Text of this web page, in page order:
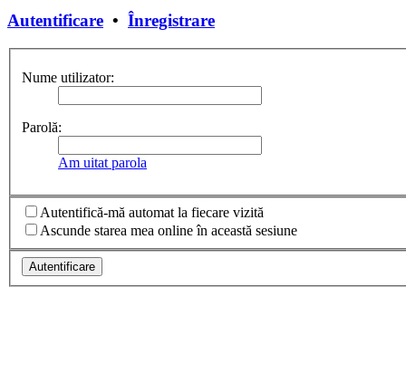
Autentificare • Înregistrare
Nume utilizator:
Parolă:
Am uitat parola
Autentifică-mă automat la fiecare vizită
Ascunde starea mea online în această sesiune